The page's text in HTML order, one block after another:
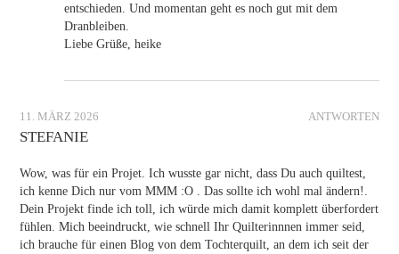
entschieden. Und momentan geht es noch gut mit dem
Dranbleiben.
Liebe Grüße, heike
ANTWORTEN
11. MÄRZ 2026
STEFANIE
Wow, was für ein Projet. Ich wusste gar nicht, dass Du auch quiltest,
ich kenne Dich nur vom MMM :O . Das sollte ich wohl mal ändern!.
Dein Projekt finde ich toll, ich würde mich damit komplett überfordert
fühlen. Mich beeindruckt, wie schnell Ihr Quilterinnnen immer seid,
ich brauche für einen Blog von dem Tochterquilt, an dem ich seit der